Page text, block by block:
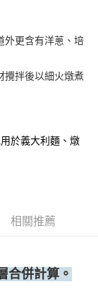
外更含有洋蔥、培
攪拌後以細火燉煮
於義大利麵、燉
相關推薦
合併計算。